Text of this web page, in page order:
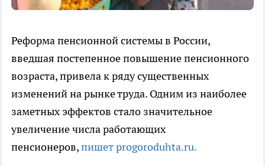
Реформа пенсионной системы в России,
введшая постепенное повышение пенсионного
возраста, привела к ряду существенных
изменений на рынке труда. Одним из наиболее
заметных эффектов стало значительное
увеличение числа работающих
пенсионеров,пишет progoroduhta.ru.